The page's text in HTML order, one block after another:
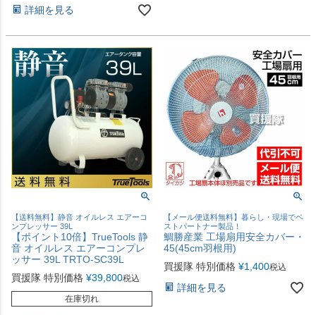
詳細を見る
【送料無料】静音 オイルレス エアーコ
ンプレッサー 39L
【ポイント10倍】TrueTools 静
音 オイルレス エアーコンプレ
ッサー 39L TRTO-SC39L
買援隊 特別価格 ¥39,800税込
在庫切れ
【メール便送料無料】暮らし・現場でベ
ストパートナー製品！
鯛勝産業 工場扇用安全カバー・
45(45cm羽根用)
買援隊 特別価格 ¥1,400税込
詳細を見る